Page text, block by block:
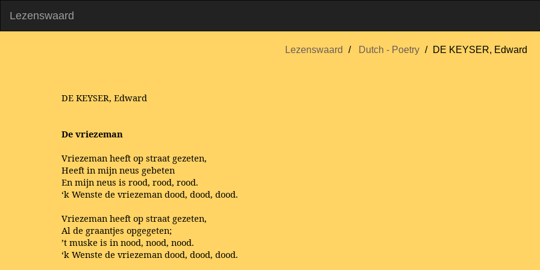
Lezenswaard
Lezenswaard Dutch - Poetry DE KEYSER, Edward
DE KEYSER, Edward
De vriezeman
Vriezeman heeft op straat gezeten,
Heeft in mijn neus gebeten
En mijn neus is rood, rood, rood.
‘k Wenste de vriezeman dood, dood, dood.
Vriezeman heeft op straat gezeten,
Al de graantjes opgegeten;
’t muske is in nood, nood, nood.
‘k Wenste de vriezeman dood, dood, dood.